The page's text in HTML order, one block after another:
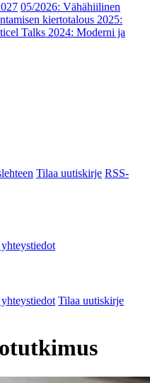
05/2026: Vähähiilinen
kiertotalous 2025:
Talks 2024: Moderni ja
Tilaa uutiskirje RSS-
Tilaa uutiskirje